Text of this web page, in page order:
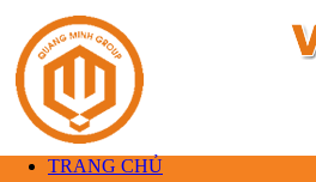
TRANG CHỦ